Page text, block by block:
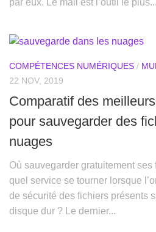
par eux. Le mail est l’outil le plus...
COMPÉTENCES NUMÉRIQUES /
22 NOV, 2019
Comparatif des
pour sauvegarder des
nuages
Où sauvegarder gratuitement
quel service se tourner lorsque
de sécurité des fichiers présents
disque dur ? Le dernier...